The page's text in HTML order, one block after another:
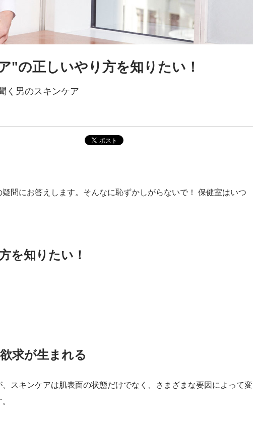
"の正しいやり方を知りたい！
く男のスキンケア
問にお答えします。そんなに恥ずかしがらないで！ 保健室はいつ
を知りたい！
求が生まれる
スキンケアは肌表面の状態だけでなく、さまざまな要因によって変